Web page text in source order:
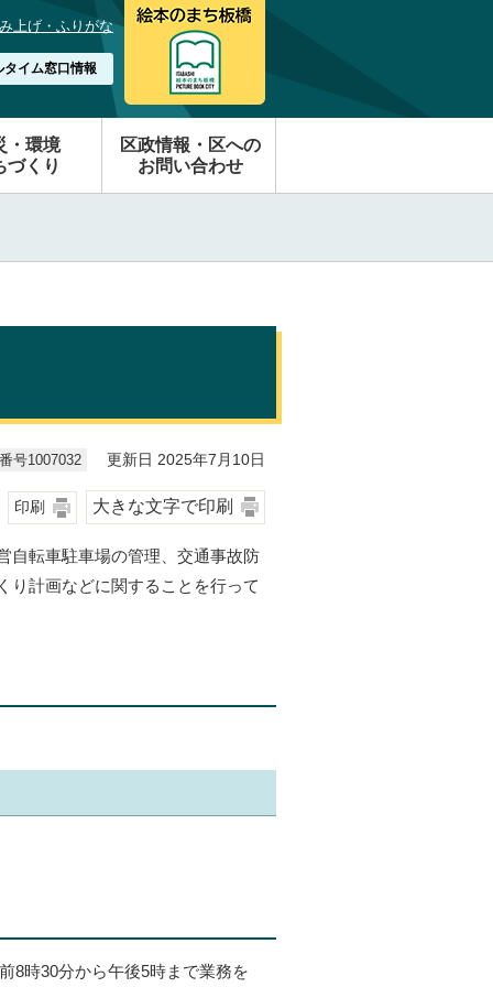
上げ・ふりがな
タイム窓口情報
・環境
づくり
区政情報・区への
お問い合わせ
号1007032 更新日 2025年7月10日
印刷 大きな文字で印刷
自転車駐車場の管理、交通事故防
り計画などに関することを行って
8時30分から午後5時まで業務を